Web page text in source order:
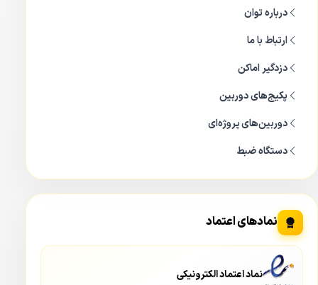
درباره توان
ارتباط با ما
دزدگیر اماکن
پکیج‌های دوربین
دوربین‌های پروژه‌ای
دستگاه ضبط
نمادهای اعتماد
نماد اعتماد الکترونیکی